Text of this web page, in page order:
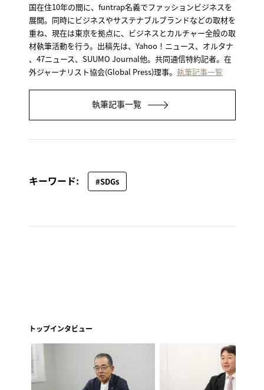
国在住10年の間に、funtrap名義でファッションビジネスを
展開。同時にビジネスやサステナブルブランドなどの取材を
重ね、現在は東京を拠点に、ビジネスとカルチャー全般の取
材執筆活動を行う。出稿先は、Yahoo！ニュース、オルタナ
、47ニュース、SUUMO Journal他。共同通信特約記者。在
外ジャーナリスト協会(Global Press)理事。 執筆記事一覧
執筆記事一覧
キーワード: #SDGs
トップインタビュー